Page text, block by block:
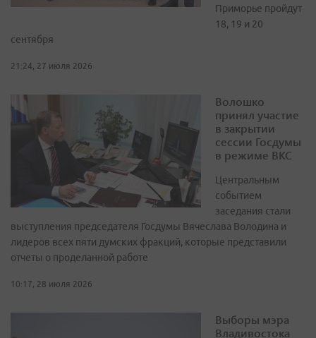
Приморье пройдут
18, 19 и 20
сентября
21:24, 27 июля 2026
Волошко
принял участие
в закрытии
сессии Госдумы
в режиме ВКС
Центральным
событием
заседания стали
выступления председателя Госдумы Вячеслава Володина и
лидеров всех пяти думских фракций, которые представили
отчеты о проделанной работе
10:17, 28 июля 2026
Выборы мэра
Владивостока